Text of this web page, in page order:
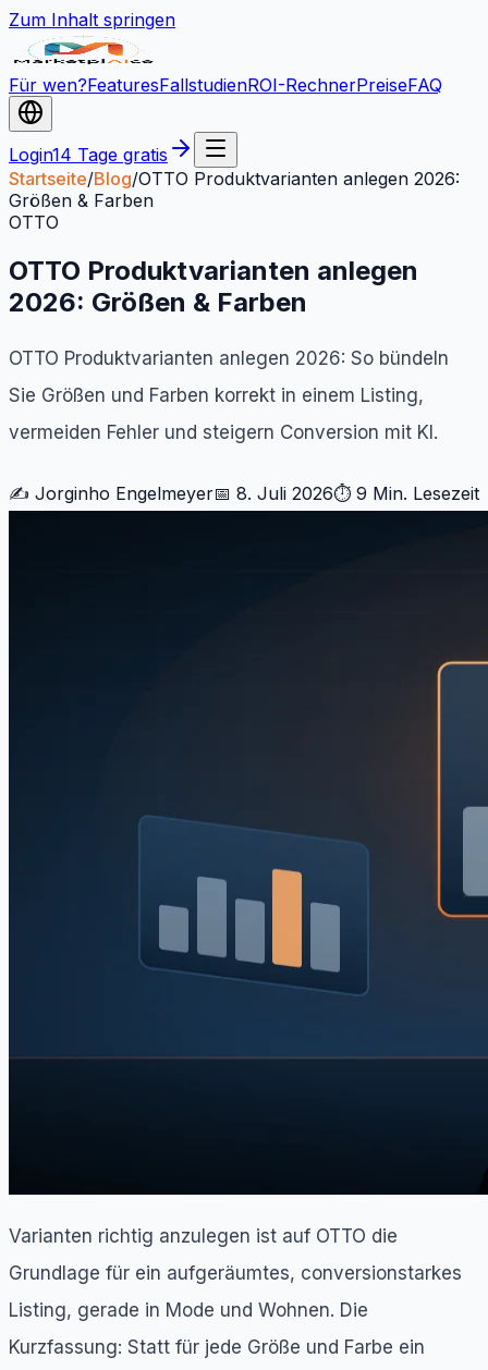
Zum Inhalt springen
Für wen?FeaturesFallstudienROI-RechnerPreiseFAQ
Login14 Tage gratis
Startseite/Blog/OTTO Produktvarianten anlegen 2026:
Größen & Farben
OTTO
OTTO Produktvarianten anlegen
2026: Größen & Farben
OTTO Produktvarianten anlegen 2026: So bündeln
Sie Größen und Farben korrekt in einem Listing,
vermeiden Fehler und steigern Conversion mit KI.
✍️ Jorginho Engelmeyer📅 8. Juli 2026⏱ 9 Min. Lesezeit
Varianten richtig anzulegen ist auf OTTO die
Grundlage für ein aufgeräumtes, conversionstarkes
Listing, gerade in Mode und Wohnen. Die
Kurzfassung: Statt für jede Größe und Farbe ein